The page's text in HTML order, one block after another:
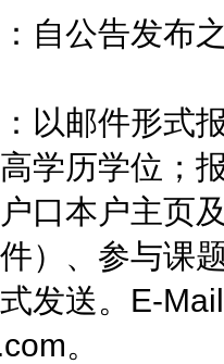
公告发布
邮件形式报
学历学位；
口本户主页
）、参与课
发送。E-
。